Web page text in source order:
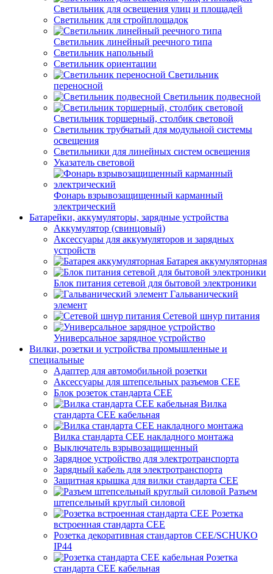
Светильник для освещения улиц и площадей
Светильник для стройплощадок
Светильник линейный реечного типа
Светильник напольный
Светильник ориентации
Светильник
переносной
Светильник подвесной
Светильник торшерный, столбик световой
Светильник трубчатый для модульной системы
освещения
Светильники для линейных систем освещения
Указатель световой
Фонарь взрывозащищенный карманный
электрический
Батарейки, аккумуляторы, зарядные устройства
Аккумулятор (свинцовый)
Аксессуары для аккумуляторов и зарядных
устройств
Батарея аккумуляторная
Блок питания сетевой для бытовой электроники
Гальванический
элемент
Сетевой шнур питания
Универсальное зарядное устройство
Вилки, розетки и устройства промышленные и
специальные
Адаптер для автомобильной розетки
Аксессуары для штепсельных разъемов CEE
Блок розеток стандарта CEE
Вилка
стандарта CEE кабельная
Вилка стандарта CEE накладного монтажа
Выключатель взрывозащищенный
Зарядное устройство для электротранспорта
Зарядный кабель для электротранспорта
Защитная крышка для вилки стандарта CEE
Разъем
штепсельный круглый силовой
Розетка
встроенная стандарта CEE
Розетка декоративная стандартов CEE/SCHUKO
IP44
Розетка
стандарта СЕЕ кабельная